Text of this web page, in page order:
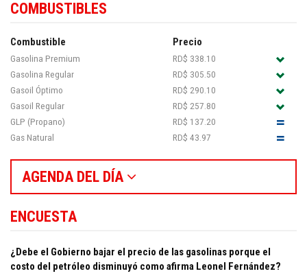
COMBUSTIBLES
Combustible Precio
Gasolina Premium
RD$ 338.10
Gasolina Regular
RD$ 305.50
Gasoil Óptimo
RD$ 290.10
Gasoil Regular
RD$ 257.80
GLP (Propano)
RD$ 137.20
Gas Natural
RD$ 43.97
AGENDA DEL DÍA
ENCUESTA
¿Debe el Gobierno bajar el precio de las gasolinas porque el
costo del petróleo disminuyó como afirma Leonel Fernández?